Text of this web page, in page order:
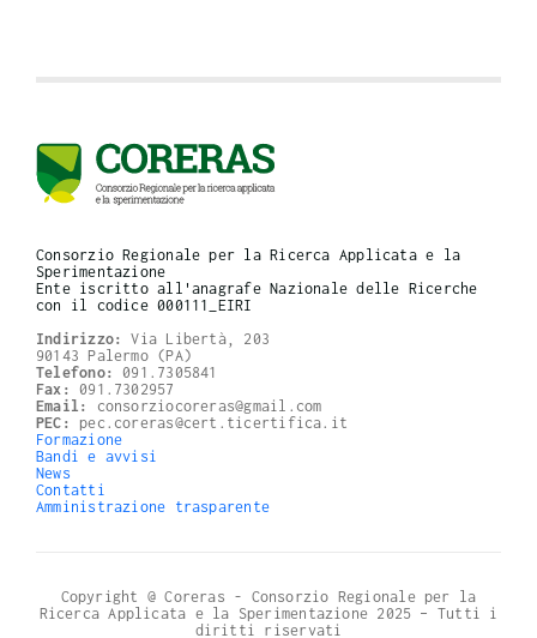
Consorzio Regionale per la Ricerca Applicata e la
Sperimentazione
Ente iscritto all'anagrafe Nazionale delle Ricerche
con il codice 000111_EIRI
Indirizzo: Via Libertà, 203
90143 Palermo (PA)
Telefono: 091.7305841
Fax: 091.7302957
Email:
consorziocoreras@gmail.com
PEC:
pec.coreras@cert.ticertifica.it
Formazione
Bandi e avvisi
News
Contatti
Amministrazione trasparente
Copyright @ Coreras - Consorzio Regionale per la
Ricerca Applicata e la Sperimentazione 2025 – Tutti i
diritti riservati